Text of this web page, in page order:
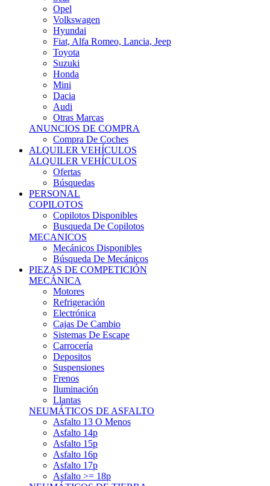
Opel
Volkswagen
Hyundai
Fiat, Alfa Romeo, Lancia, Jeep
Toyota
Suzuki
Honda
Mini
Dacia
Audi
Otras Marcas
ANUNCIOS DE COMPRA
Compra De Coches
ALQUILER VEHÍCULOS
ALQUILER VEHÍCULOS
Ofertas
Búsquedas
PERSONAL
COPILOTOS
Copilotos Disponibles
Busqueda De Copilotos
MECANICOS
Mecánicos Disponibles
Búsqueda De Mecánicos
PIEZAS DE COMPETICIÓN
MECÁNICA
Motores
Refrigeración
Electrónica
Cajas De Cambio
Sistemas De Escape
Carrocería
Depositos
Suspensiones
Frenos
Iluminación
Llantas
NEUMÁTICOS DE ASFALTO
Asfalto 13 O Menos
Asfalto 14p
Asfalto 15p
Asfalto 16p
Asfalto 17p
Asfalto >= 18p